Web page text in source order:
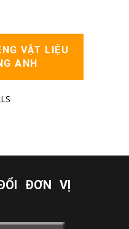
VẬT LIỆU
ANH
ĐƠN VỊ